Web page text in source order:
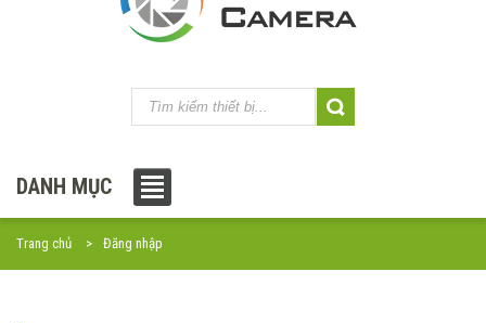
DANH MỤC
Trang chủ Đăng nhập